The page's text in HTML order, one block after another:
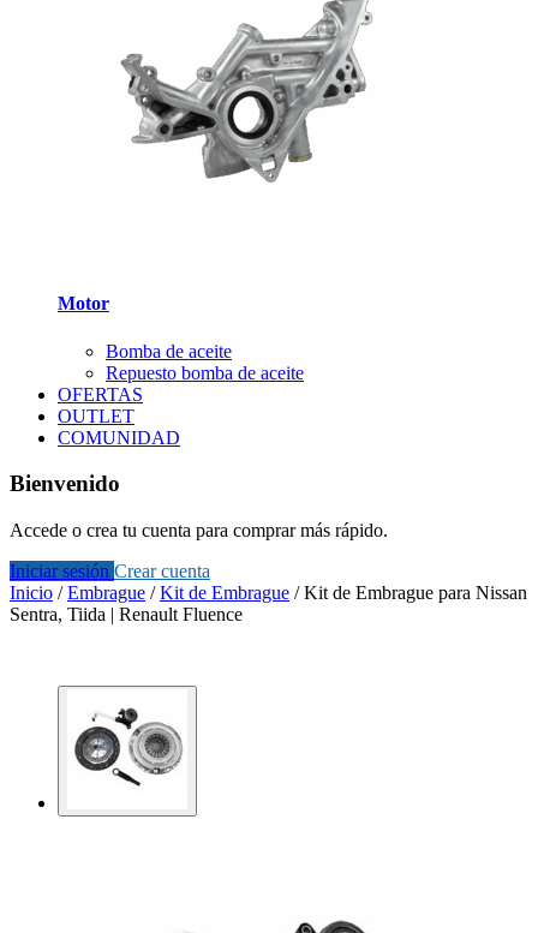
Motor
Bomba de aceite
Repuesto bomba de aceite
OFERTAS
OUTLET
COMUNIDAD
Bienvenido
Accede o crea tu cuenta para comprar más rápido.
Iniciar sesión Crear cuenta
Inicio /Embrague /Kit de Embrague /Kit de Embrague para Nissan
Sentra, Tiida | Renault Fluence